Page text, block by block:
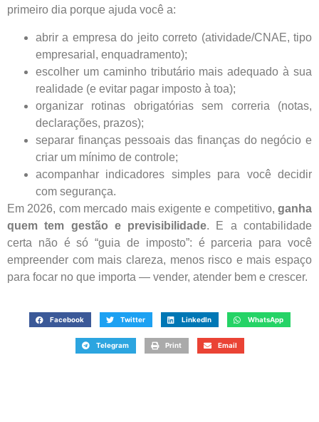
primeiro dia porque ajuda você a:
abrir a empresa do jeito correto (atividade/CNAE, tipo
empresarial, enquadramento);
escolher um caminho tributário mais adequado à sua
realidade (e evitar pagar imposto à toa);
organizar rotinas obrigatórias sem correria (notas,
declarações, prazos);
separar finanças pessoais das finanças do negócio e
criar um mínimo de controle;
acompanhar indicadores simples para você decidir
com segurança.
Em 2026, com mercado mais exigente e competitivo, ganha
quem tem gestão e previsibilidade. E a contabilidade
certa não é só “guia de imposto”: é parceria para você
empreender com mais clareza, menos risco e mais espaço
para focar no que importa — vender, atender bem e crescer.
Facebook Twitter LinkedIn WhatsApp
Telegram Print Email